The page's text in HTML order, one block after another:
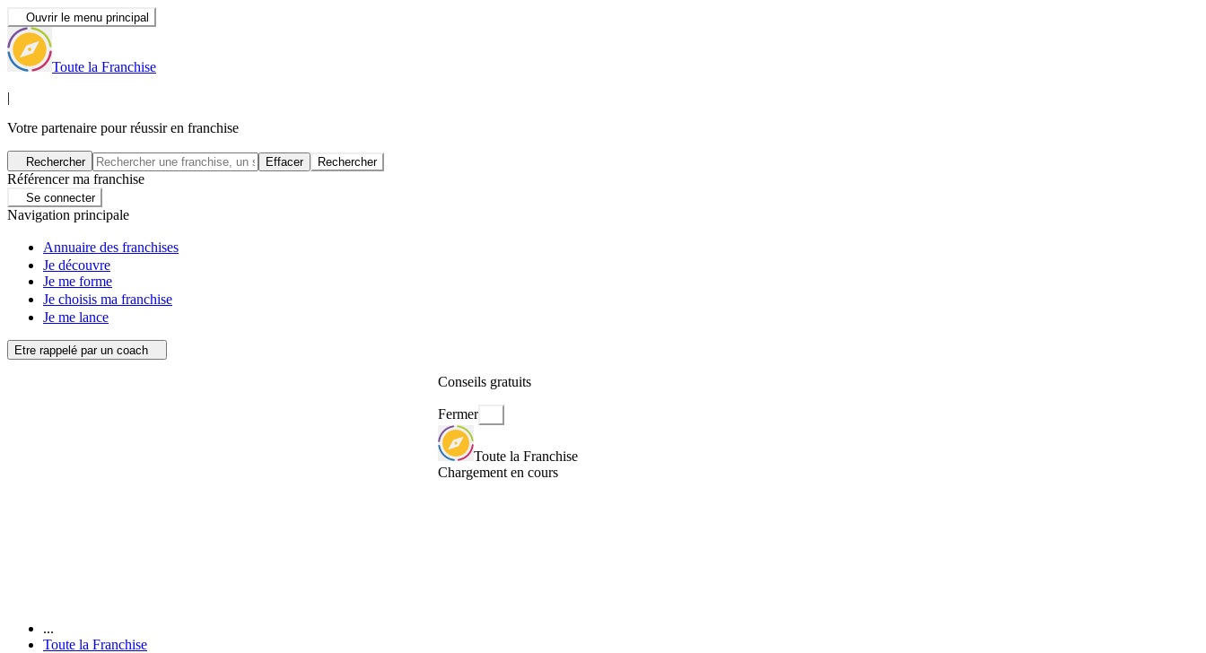
Ouvrir le menu principal
Toute la Franchise
|
Votre partenaire pour réussir en franchise
Rechercher Effacer Rechercher
Référencer ma franchise
Se connecter
Navigation principale
Annuaire des franchises
Je découvre
Je me forme
Je choisis ma franchise
Je me lance
Etre rappelé par un coach
Conseils gratuits
Fermer
Toute la Franchise
Chargement en cours
...
Toute la Franchise